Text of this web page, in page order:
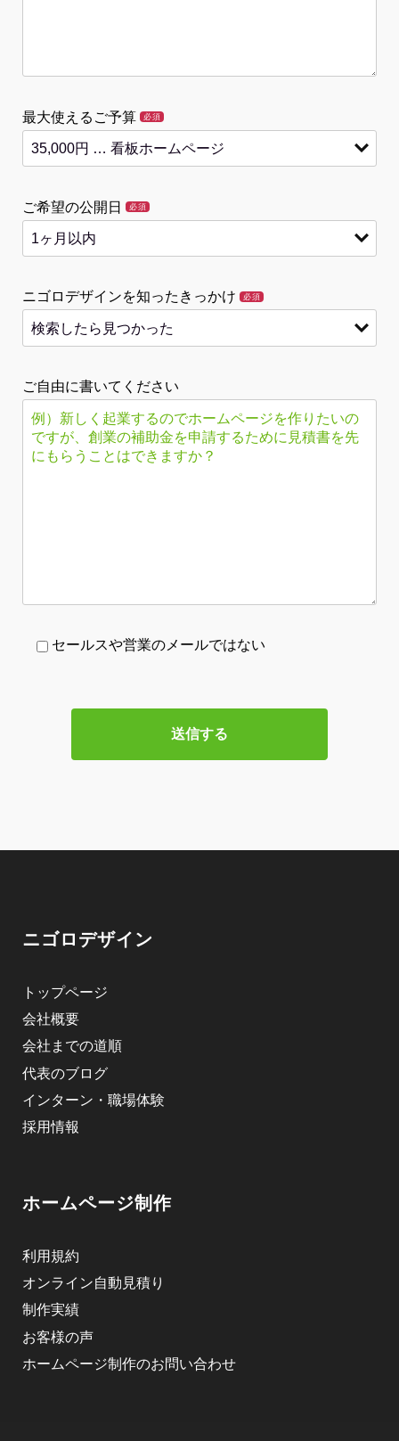
最大使えるご予算 必須
ご希望の公開日 必須
ニゴロデザインを知ったきっかけ 必須
ご自由に書いてください
セールスや営業のメールではない
ニゴロデザイン
トップページ
会社概要
会社までの道順
代表のブログ
インターン・職場体験
採用情報
ホームページ制作
利用規約
オンライン自動見積り
制作実績
お客様の声
ホームページ制作のお問い合わせ